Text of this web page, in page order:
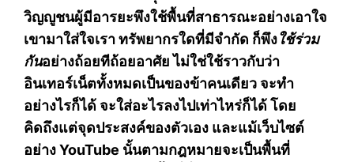
วิญญูชนผู้มีอารยะพึงใช้พื้นที่สาธารณะอย่างเอาใจ
เขามาใส่ใจเรา ทรัพยากรใดที่มีจำกัด ก็พึงใช้ร่วม
กันอย่างถ้อยทีถ้อยอาศัย ไม่ใช่ใช้ราวกับว่า
อินเทอร์เน็ตทั้งหมดเป็นของข้าคนเดียว จะทำ
อย่างไรก็ได้ จะใส่อะไรลงไปเท่าไหร่ก็ได้ โดย
คิดถึงแต่จุดประสงค์ของตัวเอง และแม้เว็บไซต์
อย่าง YouTube นั้นตามกฎหมายจะเป็นพื้นที่